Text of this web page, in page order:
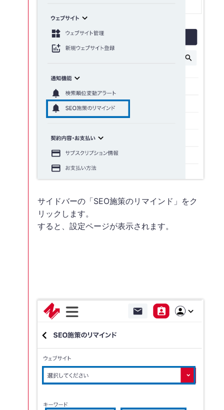
サイドバーの「SEO施策のリマインド」をク
リックします。
すると、設定ページが表示されます。